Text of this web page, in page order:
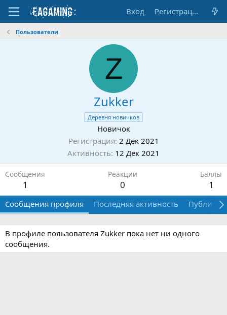
Вход Регистрация
Пользователи
Z
Zukker
Деревня новичков
Новичок
Регистрация 2 Дек 2021
Активность 12 Дек 2021
Сообщения
1
Реакции
0
Баллы
1
Сообщения профиля Последняя активность
В профиле пользователя Zukker пока нет ни одного
сообщения.